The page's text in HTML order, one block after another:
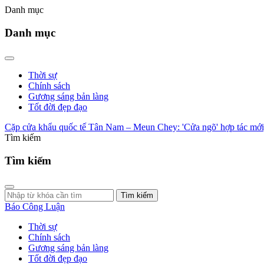
Danh mục
Danh mục
Thời sự
Chính sách
Gương sáng bản làng
Tốt đời đẹp đạo
Cặp cửa khẩu quốc tế Tân Nam – Meun Chey: 'Cửa ngõ' hợp tác
Tìm kiếm
Tìm kiếm
Tìm kiếm
Báo Công Luận
Thời sự
Chính sách
Gương sáng bản làng
Tốt đời đẹp đạo